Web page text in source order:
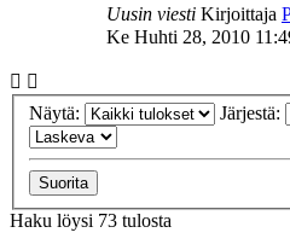
Uusin viesti Kirjoittaja
Ke Huhti 28, 2010
Näytä: Järjestä:
Haku löysi 73 tulosta